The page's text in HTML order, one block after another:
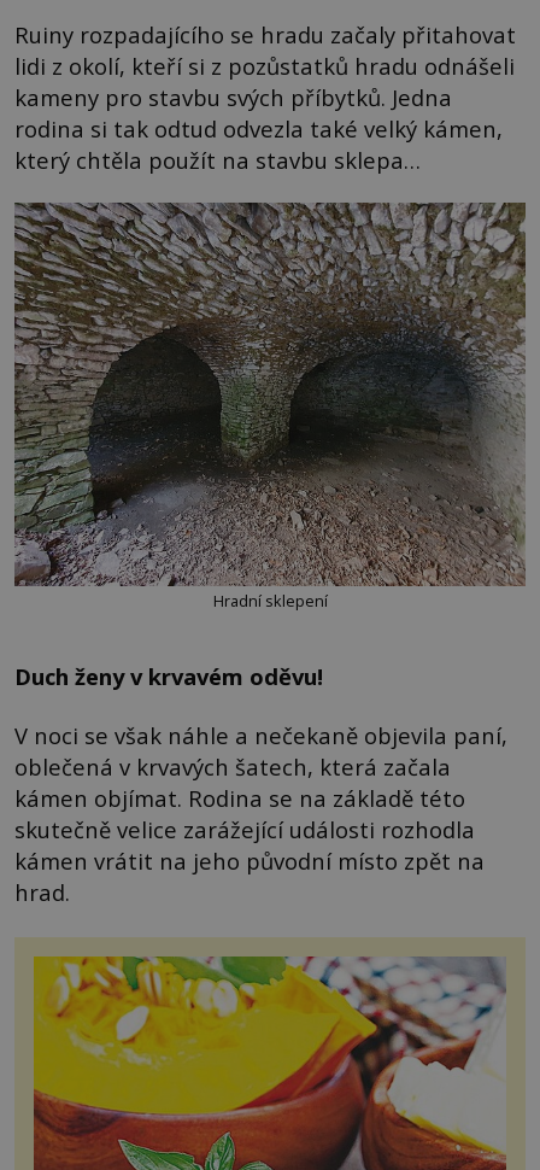
Ruiny rozpadajícího se hradu začaly přitahovat
lidi z okolí, kteří si z pozůstatků hradu odnášeli
kameny pro stavbu svých příbytků. Jedna
rodina si tak odtud odvezla také velký kámen,
který chtěla použít na stavbu sklepa…
Hradní sklepení
Duch ženy v krvavém oděvu!
V noci se však náhle a nečekaně objevila paní,
oblečená v krvavých šatech, která začala
kámen objímat. Rodina se na základě této
skutečně velice zarážející události rozhodla
kámen vrátit na jeho původní místo zpět na
hrad.